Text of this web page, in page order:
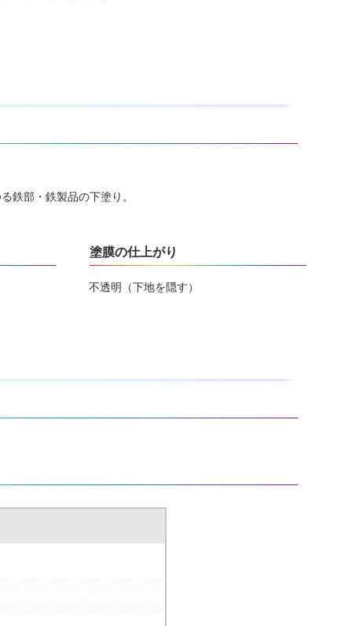
鉄部・鉄製品の下塗り。
塗膜の仕上がり
不透明（下地を隠す）